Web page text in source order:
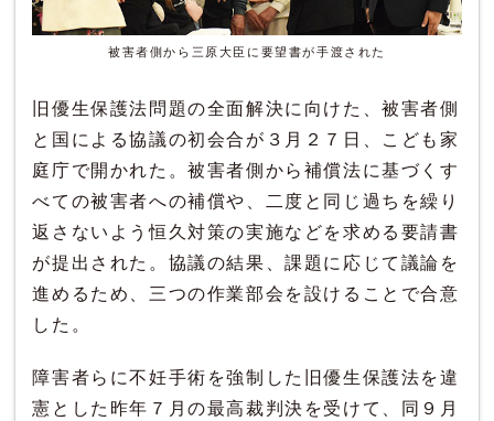
被害者側から三原大臣に要望書が手渡された
旧優生保護法問題の全面解決に向けた、被害者側
と国による協議の初会合が３月２７日、こども家
庭庁で開かれた。被害者側から補償法に基づくす
べての被害者への補償や、二度と同じ過ちを繰り
返さないよう恒久対策の実施などを求める要請書
が提出された。協議の結果、課題に応じて議論を
進めるため、三つの作業部会を設けることで合意
した。
障害者らに不妊手術を強制した旧優生保護法を違
憲とした昨年７月の最高裁判決を受けて、同９月